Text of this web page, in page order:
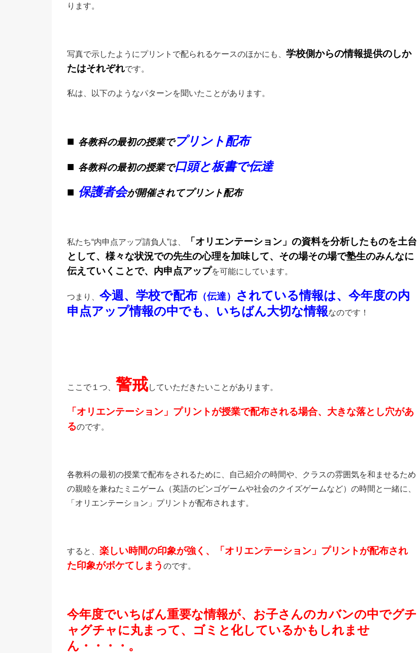
ります。
写真で示したようにプリントで配られるケースのほかにも、 学校側からの情報提供のしか
たはそれぞれです。
私は、以下のようなパターンを聞いたことがあります。
■ 各教科の最初の授業でプリント配布
■ 各教科の最初の授業で口頭と板書で伝達
■ 保護者会が開催されてプリント配布
私たち“内申点アップ請負人”は、
「オリエンテーション」の資料を分析したものを土台
として、様々な状況での先生の心理を加味して、その場その場で塾生のみんなに
伝えていくことで、内申点アップを可能にしています。
つまり、 今週、学校で配布 （伝達）
されている情報は、今年度の内
申点アップ情報の中でも、いちばん大切な情報なのです！
ここで１つ、 警戒していただきたいことがあります。
「オリエンテーション」プリントが授業で配布される場合、大きな落とし穴があ
るのです。
各教科の最初の授業で配布をされるために、自己紹介の時間や、クラスの雰囲気を和ませるため
の親睦を兼ねたミニゲーム（英語のビンゴゲームや社会のクイズゲームなど）の時間と一緒に、
「オリエンテーション」プリントが配布されます。
すると、 楽しい時間の印象が強く、「オリエンテーション」プリントが配布され
た印象がボケてしまう のです。
今年度でいちばん重要な情報が、お子さんのカバンの中でグチ
ャグチャに丸まって、ゴミと化しているかもしれませ
ん・・・・。